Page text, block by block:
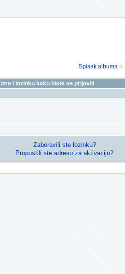
Spisak albuma
i lozinku kako biste se prijavili
Zaboravili ste lozinku?
Propustili ste adresu za aktivaciju?